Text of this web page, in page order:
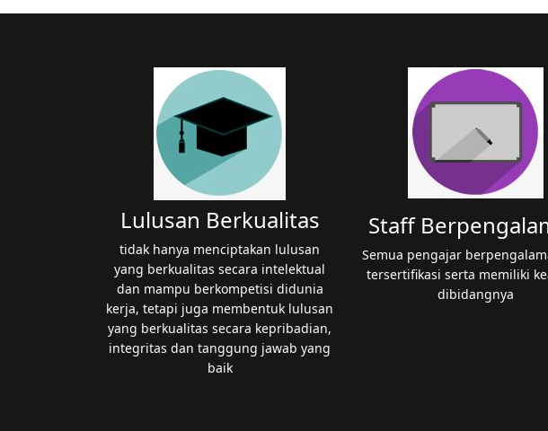
Lulusan Berkualitas
tidak hanya menciptakan lulusan
yang berkualitas secara intelektual
dan mampu berkompetisi didunia
kerja, tetapi juga membentuk lulusan
yang berkualitas secara kepribadian,
integritas dan tanggung jawab yang
baik
Staff
Semua pengajar
tersertifikasi serta memiliki
dibidangnya